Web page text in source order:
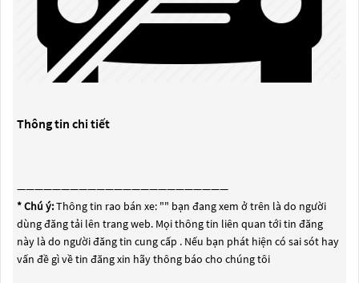
Thông tin chi tiết
————————————————————————
* Chú ý:Thông tin rao bán xe: "" bạn đang xem ở trên là do người
dùng đăng tải lên trang web. Mọi thông tin liên quan tới tin đăng
này là do người đăng tin cung cấp . Nếu bạn phát hiện có sai sót hay
vấn đề gì về tin đăng xin hãy thông báo cho chúng tôi